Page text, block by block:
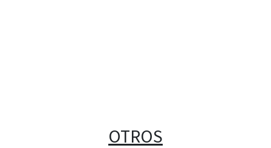
OTROS